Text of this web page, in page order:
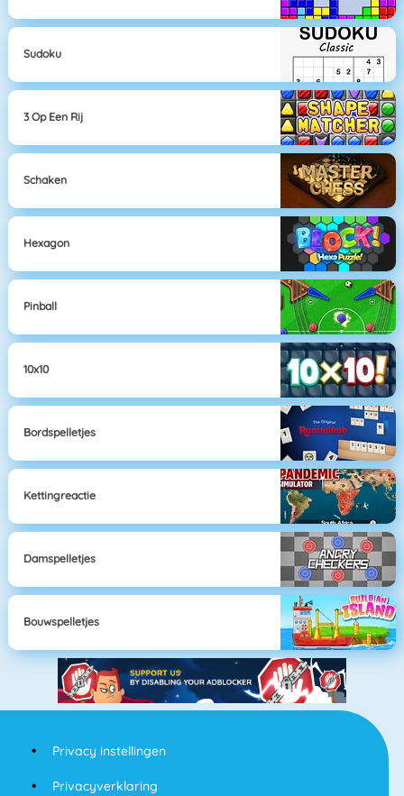
Sudoku
3 Op Een Rij
Schaken
Hexagon
Pinball
10x10
Bordspelletjes
Kettingreactie
Damspelletjes
Bouwspelletjes
Privacy instellingen
Privacyverklaring